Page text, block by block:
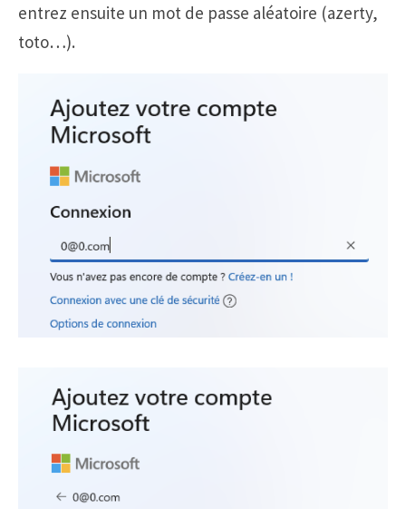
entrez ensuite un mot de passe aléatoire (azerty,
toto…).